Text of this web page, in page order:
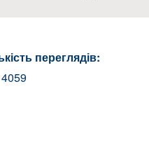
переглядів:
4059